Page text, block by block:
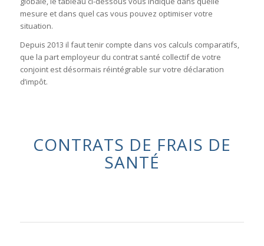
mesure et dans quel cas vous pouvez optimiser votre
situation.
Depuis 2013 il faut tenir compte dans vos calculs comparatifs,
que la part employeur du contrat santé collectif de votre
conjoint est désormais réintégrable sur votre déclaration
d’impôt.
CONTRATS DE FRAIS DE
SANTÉ